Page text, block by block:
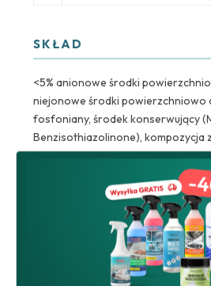
SKŁAD
<5% anionowe środki
niejonowe środki powierzchniowo
fosfoniany, środek konserwujący
Benzisothiazolinone), kompozycja